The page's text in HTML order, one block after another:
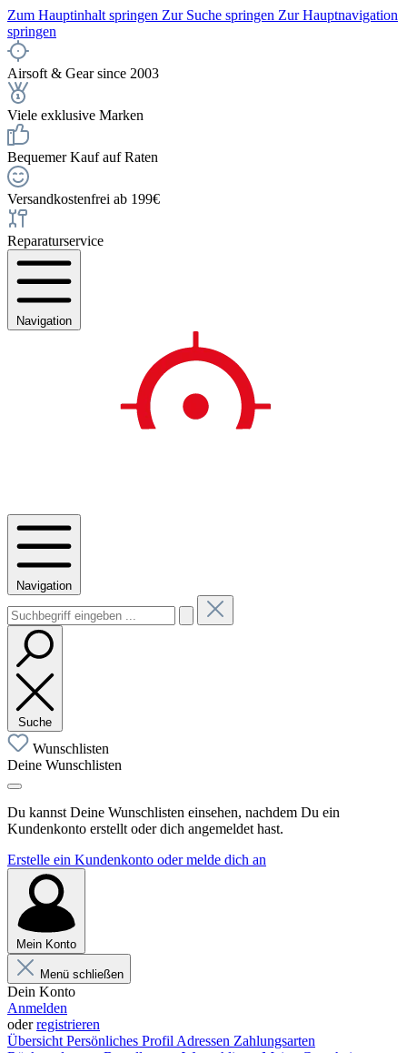
Zum Hauptinhalt springen Zur Suche springen Zur Hauptnavigation
springen
Airsoft & Gear since 2003
Viele exklusive Marken
Bequemer Kauf auf Raten
Versandkostenfrei ab 199€
Reparaturservice
Navigation
Navigation
Suche
Wunschlisten
Deine Wunschlisten
Du kannst Deine Wunschlisten einsehen, nachdem Du ein
Kundenkonto erstellt oder dich angemeldet hast.
Erstelle ein Kundenkonto oder melde dich an
Mein Konto
Menü schließen
Dein Konto
Anmelden
oderregistrieren
Übersicht Persönliches Profil Adressen Zahlungsarten